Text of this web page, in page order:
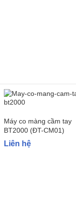
Máy co màng cầm tay
BT2000 (ĐT-CM01)
Liên hệ